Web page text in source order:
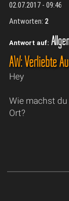
02.07.2017 - 09:46
Antworten: 2
Antwort auf:
AW: Verliebte
Hey
Wie machst
Ort?